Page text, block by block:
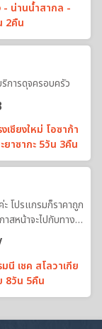
- น่านน้ำสากล -
2คืน
การดุจครอบครัว
ชียงใหม่ โอซาก้า
ยาซากะ 5วัน 3คืน
โปรแกรมก็ราคาถูก
สหน้าจะไปกับทาง
นี เชค สโลวาเกีย
8วัน 5คืน